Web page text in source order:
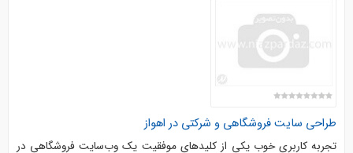
طراحی سایت فروشگاهی و شرکتی در اهواز
تجربه کاربری خوب یکی از کلیدهای موفقیت یک وب‌سایت فروشگاهی در